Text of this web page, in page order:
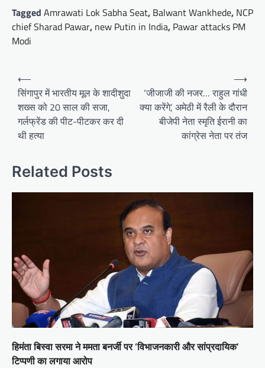
Tagged Amrawati Lok Sabha Seat, Balwant Wankhede, NCP
chief Sharad Pawar, new Putin in India, Pawar attacks PM
Modi
Post
navigation
⟵
सिंगापुर में भारतीय मूल के शादीशुदा
शख्स को 20 साल की सजा,
गर्लफ्रेंड की पीट-पीटकर कर दी
थी हत्या
‘जीजाजी की नजर… राहुल गांधी
क्या करेंगे’, अमेठी में रैली के दौरान
बीजेपी नेता स्मृति ईरानी का
कांग्रेस नेता पर तंज
⟶
Related Posts
हिमंता बिस्वा सरमा ने ममता बनर्जी पर ‘विभाजनकारी और सांप्रदायिक’
टिप्पणी का लगाया आरोप